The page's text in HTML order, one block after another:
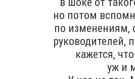
но потом
по изменениям,
руководителей,
кажется,
уж и